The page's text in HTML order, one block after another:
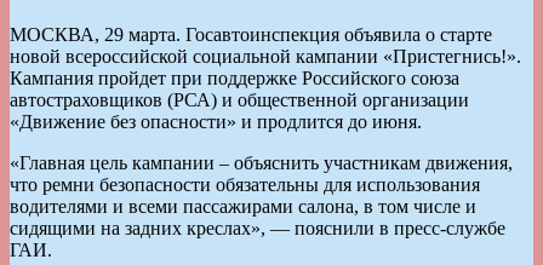
МОСКВА, 29 марта. Госавтоинспекция объявила о старте
новой всероссийской социальной кампании «Пристегнись!».
Кампания пройдет при поддержке Российского союза
автостраховщиков (РСА) и общественной организации
«Движение без опасности» и продлится до июня.
«Главная цель кампании – объяснить участникам движения,
что ремни безопасности обязательны для использования
водителями и всеми пассажирами салона, в том числе и
сидящими на задних креслах», — пояснили в пресс-службе
ГАИ.